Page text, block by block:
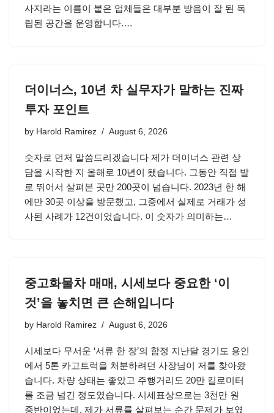
사지라는 이름이 붙은 업체들은 대부분 방음이 잘 된 독
립된 공간을 운영합니다.…
더이너스, 10년 차 실무자가 말하는 진짜
투자 포인트
by Harold Ramirez August 6, 2026
숫자로 먼저 말씀드리겠습니다 제가 더이너스 관련 상
담을 시작한 지 올해로 10년이 됐습니다. 그동안 직접 발
로 뛰어서 살펴본 곳만 200곳이 넘습니다. 2023년 한 해
에만 30곳 이상을 방문했고, 그중에서 실제로 거래가 성
사된 사례가 12건이었습니다. 이 숫자가 의미하는…
중고화물차 매매, 시세보다 중요한 ‘이
것’을 놓치면 큰 손해입니다
by Harold Ramirez August 6, 2026
시세보다 무서운 ‘서류 한 장’의 함정 지난달 경기도 용인
에서 5톤 카고트럭을 처분하려던 사장님이 저를 찾아왔
습니다. 차량 상태는 좋았고 주행거리도 20만 킬로미터
를 조금 넘긴 정도였습니다. 시세표상으로는 3천만 원
중반이었는데, 제가 서류를 살펴보는 순간 문제가 보였